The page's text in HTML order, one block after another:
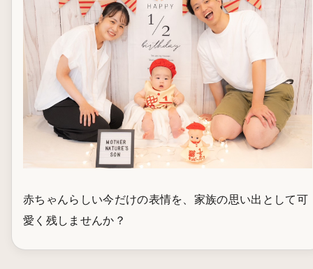
赤ちゃんらしい今だけの表情を、家族の思い出として可
愛く残しませんか？